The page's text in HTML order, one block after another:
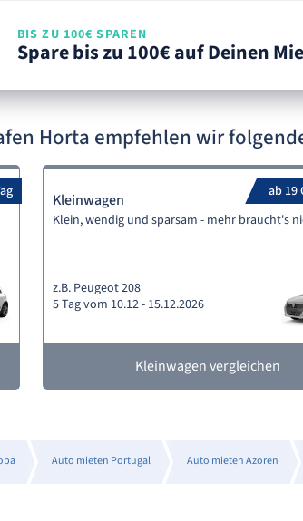
BIS ZU 100€ SPAREN
Spare bis zu 100€ auf Deinen
Horta empfehlen wir
ab 19
Kleinwagen
Klein, wendig und sparsam - mehr braucht's
z.B. Peugeot 208
5 Tag vom 10.12 - 15.12.2026
Kleinwagen vergleichen
Auto mieten Portugal Auto mieten Azoren